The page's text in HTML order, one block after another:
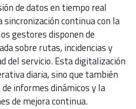
de datos en tiempo real
sincronización continua con la
gestores disponen de
sobre rutas, incidencias y
del servicio. Esta digitalización
diaria, sino que también
informes dinámicos y la
de mejora continua.